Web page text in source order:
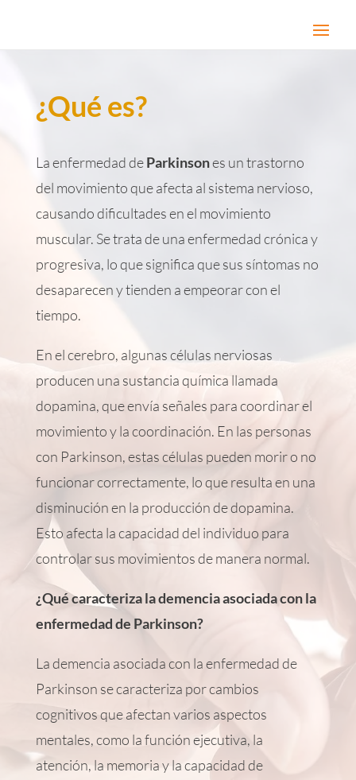
¿Qué es?
La enfermedad deParkinsones un trastorno
del movimiento que afecta al sistema nervioso,
causando dificultades en el movimiento
muscular. Se trata de una enfermedad crónica y
progresiva, lo que significa que sus síntomas no
desaparecen y tienden a empeorar con el
tiempo.
En el cerebro, algunas células nerviosas
producen una sustancia química llamada
dopamina, que envía señales para coordinar el
movimiento y la coordinación. En las personas
con Parkinson, estas células pueden morir o no
funcionar correctamente, lo que resulta en una
disminución en la producción de dopamina.
Esto afecta la capacidad del individuo para
controlar sus movimientos de manera normal.
¿Quécaracterizalademenciaasociadacon la
enfermedadde Parkinson?
La demencia asociada con la enfermedad de
Parkinson se caracteriza por cambios
cognitivos que afectan varios aspectos
mentales, como la función ejecutiva, la
atención, la memoria y la capacidad de